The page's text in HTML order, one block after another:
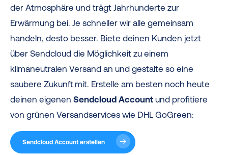
der Atmosphäre und trägt Jahrhunderte zur
Erwärmung bei. Je schneller wir alle gemeinsam
handeln, desto besser. Biete deinen Kunden jetzt
über Sendcloud die Möglichkeit zu einem
klimaneutralen Versand an und gestalte so eine
saubere Zukunft mit. Erstelle am besten noch heute
deinen eigenen Sendcloud Account und profitiere
von grünen Versandservices wie DHL GoGreen:
Sendcloud Account erstellen